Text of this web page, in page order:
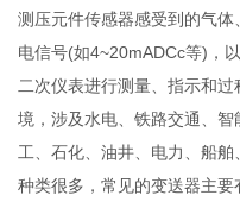
测压元件传感器感受到的气
电信号(如4~20mADCc等)，
二次仪表进行测量、指示和
境，涉及水电、铁路交通、
工、石化、油井、电力、船
种类很多，常见的变送器主